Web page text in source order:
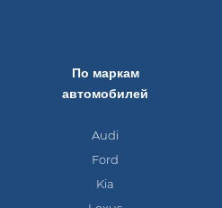
По маркам
автомобилей
Audi
Ford
Kia